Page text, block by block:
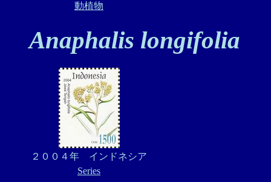
動植物
Anaphalis longifolia
２００４年 インドネシア
Series